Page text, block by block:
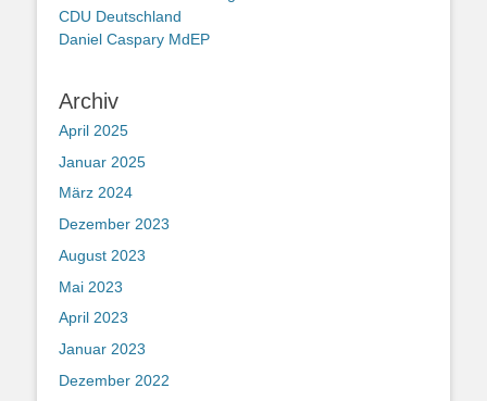
CDU Deutschland
Daniel Caspary MdEP
Archiv
April 2025
Januar 2025
März 2024
Dezember 2023
August 2023
Mai 2023
April 2023
Januar 2023
Dezember 2022